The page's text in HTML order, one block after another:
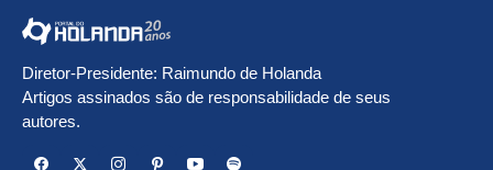
Diretor-Presidente: Raimundo de Holanda
Artigos assinados são de responsabilidade de seus
autores.